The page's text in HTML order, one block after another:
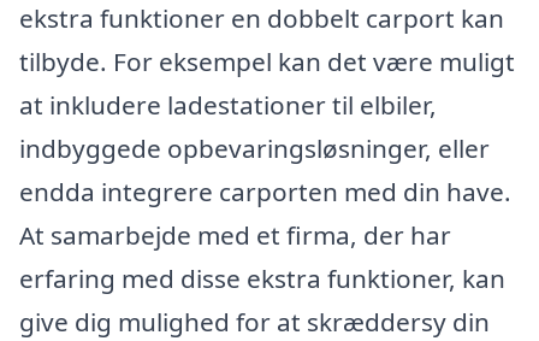
ekstra funktioner en dobbelt carport kan
tilbyde. For eksempel kan det være muligt
at inkludere ladestationer til elbiler,
indbyggede opbevaringsløsninger, eller
endda integrere carporten med din have.
At samarbejde med et firma, der har
erfaring med disse ekstra funktioner, kan
give dig mulighed for at skræddersy din